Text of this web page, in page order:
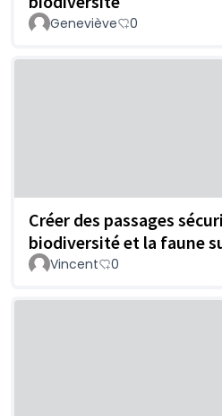
Geneviève 0
Créer des passages
biodiversité et la faune
Vincent 0